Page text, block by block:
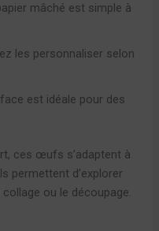
mâché est simple à
les personnaliser selon
est idéale pour des
ces œufs s’adaptent à
permettent d’explorer
ou le découpage.